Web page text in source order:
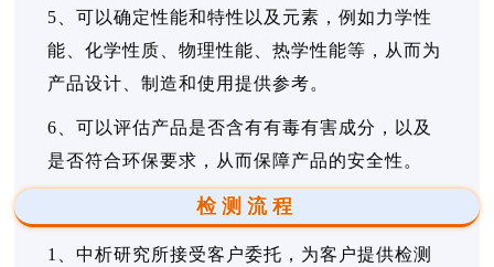
5、可以确定性能和特性以及元素，例如力学性
能、化学性质、物理性能、热学性能等，从而为
产品设计、制造和使用提供参考。
6、可以评估产品是否含有有毒有害成分，以及
是否符合环保要求，从而保障产品的安全性。
检测流程
1、中析研究所接受客户委托，为客户提供检测